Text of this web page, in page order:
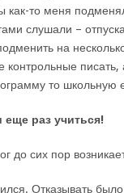
то меня
слушали –
на
контрольные
то
еще раз учиться!
до сих пор
Отказывать